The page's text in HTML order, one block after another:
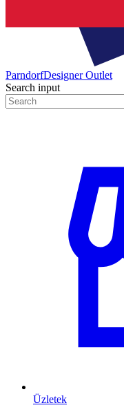
ParndorfDesigner Outlet
Search input
Üzletek